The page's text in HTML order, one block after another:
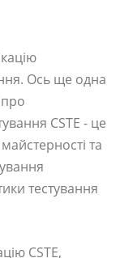
Ось ще одна
про
CSTE - це
та
тестування
CSTE,